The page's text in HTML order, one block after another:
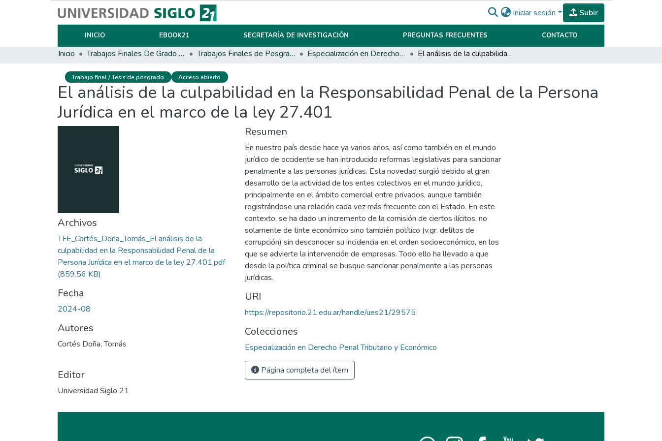
Iniciar sesión Subir
INICIO EBOOK21 SECRETARÍA DE INVESTIGACIÓN PREGUNTAS FRECUENTES CONTACTO
Inicio Trabajos Finales De Grado Y Posgrado Trabajos Finales de Posgrados y Maestrías Especialización en Derecho Penal Tributario y Económico El análisis de la culpabilidad en la Responsabilidad Penal de la Persona Jurídica en el marco de la ley 27.401
Trabajo final / Tesis de posgrado Acceso abierto
El análisis de la culpabilidad en la Responsabilidad Penal de la Persona
Jurídica en el marco de la ley 27.401
Archivos
TFE_Cortés_Doña_Tomás_El análisis de la
culpabilidad en la Responsabilidad Penal de la
Persona Jurídica en el marco de la ley 27.401.pdf
(859.56 KB)
Fecha
2024-08
Autores
Cortés Doña, Tomás
Editor
Universidad Siglo 21
Resumen
En nuestro país desde hace ya varios años, así como también en el mundo
jurídico de occidente se han introducido reformas legislativas para sancionar
penalmente a las personas jurídicas. Esta novedad surgió debido al gran
desarrollo de la actividad de los entes colectivos en el mundo jurídico,
principalmente en el ámbito comercial entre privados, aunque también
registrándose una relación cada vez más frecuente con el Estado. En este
contexto, se ha dado un incremento de la comisión de ciertos ilícitos, no
solamente de tinte económico sino también político (v.gr. delitos de
corrupción) sin desconocer su incidencia en el orden socioeconómico, en los
que se advierte la intervención de empresas. Todo ello ha llevado a que
desde la política criminal se busque sancionar penalmente a las personas
jurídicas.
URI
https://repositorio.21.edu.ar/handle/ues21/29575
Colecciones
Especialización en Derecho Penal Tributario y Económico
Página completa del ítem